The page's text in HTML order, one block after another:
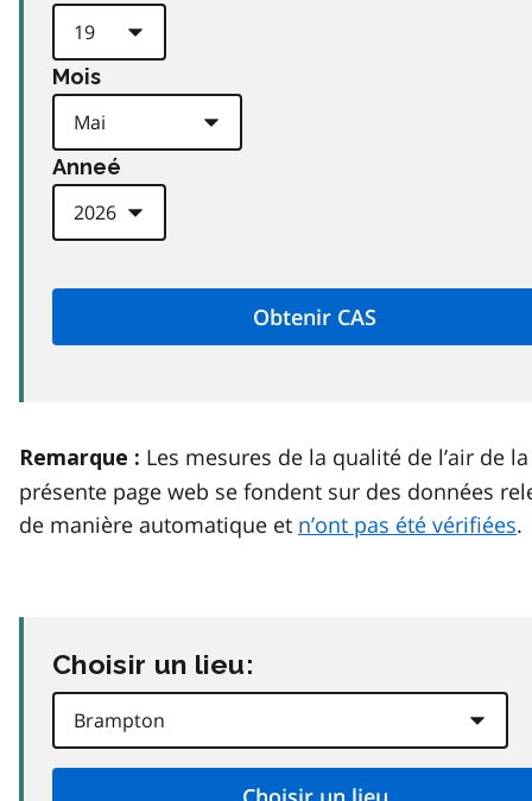
Mois
Anneé
Remarque : Les mesures de la qualité de l’air de la
présente page web se fondent sur des données
de manière automatique et n’ont pas été vérifiées.
Choisir un lieu: